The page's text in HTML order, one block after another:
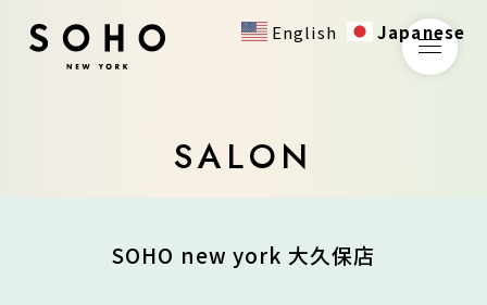
SALON
SOHO new york 大久保店
English Japanese